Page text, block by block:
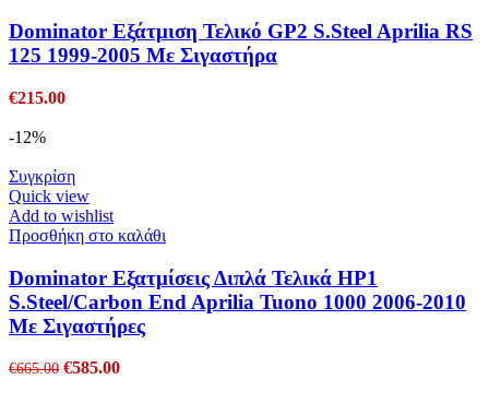
Dominator Εξάτμιση Τελικό GP2 S.Steel Aprilia RS
125 1999-2005 Με Σιγαστήρα
€215.00
-12%
Συγκρίση
Quick view
Add to wishlist
Προσθήκη στο καλάθι
Dominator Εξατμίσεις Διπλά Τελικά HP1
S.Steel/Carbon End Aprilia Tuono 1000 2006-2010
Με Σιγαστήρες
€665.00 Original
€585.00Η